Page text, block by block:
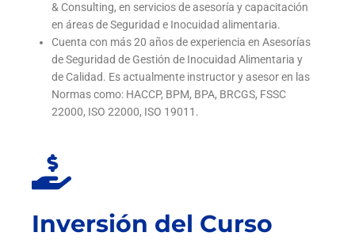
& Consulting, en servicios de asesoría y capacitación
en áreas de Seguridad e Inocuidad alimentaria.
Cuenta con más 20 años de experiencia en Asesorías
de Seguridad de Gestión de Inocuidad Alimentaria y
de Calidad. Es actualmente instructor y asesor en las
Normas como: HACCP, BPM, BPA, BRCGS, FSSC
22000, ISO 22000, ISO 19011.
Inversión del Curso